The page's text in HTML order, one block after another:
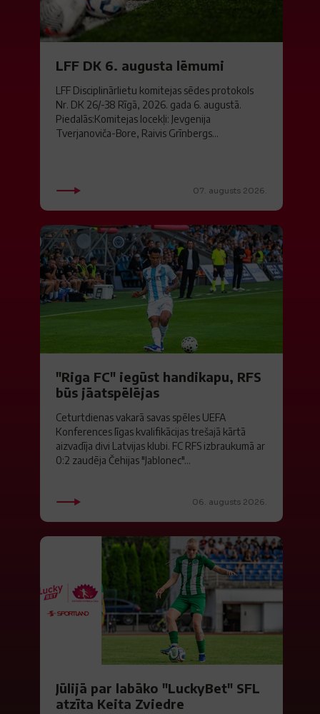
LFF DK 6. augusta lēmumi
LFF Disciplinārlietu komitejas sēdes protokols
Nr. DK 26/-38 Rīgā, 2026. gada 6. augustā.
Piedalās:Komitejas locekļi: Jevgenija
Tverjanoviča-Bore, Raivis Grīnbergs...
07. augusts 2026.
"Riga FC" iegūst handikapu, RFS
būs jāatspēlējas
Ceturtdienas vakarā savas spēles UEFA
Konferences līgas kvalifikācijas trešajā kārtā
aizvadīja divi Latvijas klubi. FC RFS izbraukumā ar
0:2 zaudēja Čehijas "Jablonec"...
06. augusts 2026.
Jūlijā par labāko "LuckyBet" SFL
atzīta Keita Zviedre